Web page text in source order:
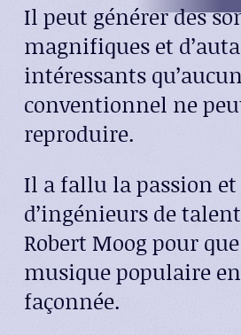
Il peut générer des
magnifiques et
intéressants
conventionnel ne
reproduire.
Il a fallu la passion
d’ingénieurs de
Robert Moog pour
musique populaire
façonnée.